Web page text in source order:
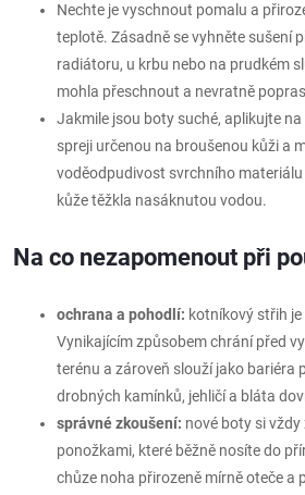
Nechte je vyschnout pomalu a
teplotě. Zásadně se vyhněte sušení
radiátoru, u krbu nebo na prudkém
mohla přeschnout a nevratně
Jakmile jsou boty suché, aplikujte
spreji určenou na broušenou kůži a
voděodpudivost svrchního
kůže těžkla nasáknutou vodou.
Na co nezapomenout při
ochrana a pohodlí: kotníkový střih
Vynikajícím způsobem chrání před
terénu a zároveň slouží jako bariéra
drobných kamínků, jehličí a bláta
správné zkoušení: nové boty si
ponožkami, které běžně nosíte do
chůze noha přirozeně mírně oteče a